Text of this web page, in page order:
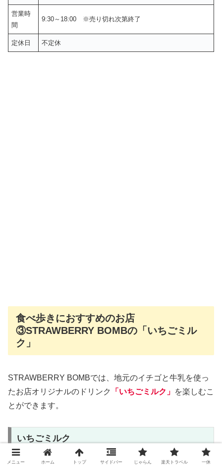
営業時
間
9:30～18:00 ※売り切れ次第終了
定休日 不定休
食べ歩きにおすすめのお店
③STRAWBERRY BOMBの「いちごミル
ク」
STRAWBERRY BOMBでは、地元のイチゴと牛乳を使っ
たお店オリジナルのドリンク
「いちごミルク」 を楽しむこ
とができます。
いちごミルク
メニュー ホーム トップ サイドバー じゃらん 楽天トラベル 一休